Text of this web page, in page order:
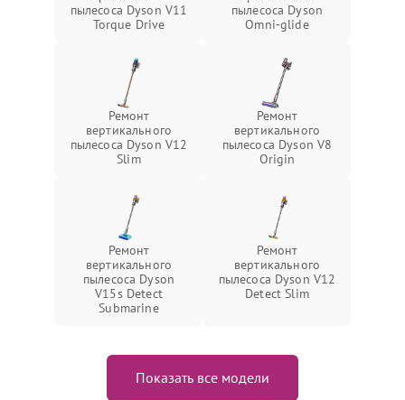
пылесоса Dyson V11
Torque Drive
пылесоса Dyson
Omni‑glide
Ремонт
вертикального
пылесоса Dyson V12
Slim
Ремонт
вертикального
пылесоса Dyson V8
Origin
Ремонт
вертикального
пылесоса Dyson
V15s Detect
Submarine
Ремонт
вертикального
пылесоса Dyson V12
Detect Slim
Показать все модели